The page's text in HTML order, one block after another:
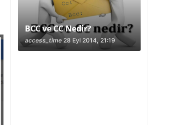
BCC ve CC Nedir?
access_time 28 Eyl 2014, 21:19